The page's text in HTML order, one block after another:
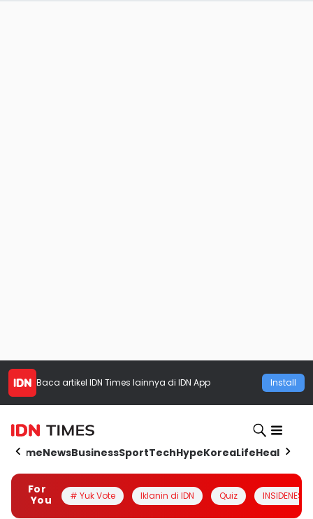
Baca artikel IDN Times lainnya di IDN App Install
HomeNewsBusinessSportTechHypeKoreaLifeHealth
For
You
# Yuk Vote Iklanin di IDN Quiz INSIDENESIA